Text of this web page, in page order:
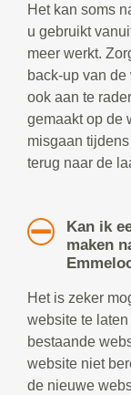
Het kan soms
u gebruikt
meer werkt.
back-up van de
ook aan te
gemaakt op de
misgaan
terug naar de
Kan ik
maken
Het is zeker
website te
bestaande
website niet
de nieuwe